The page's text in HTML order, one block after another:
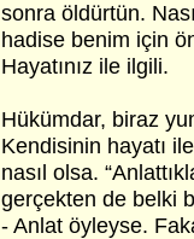
sonra öldürtün.
hadise benim için
Hayatınız ile ilgili.
Hükümdar, biraz
Kendisinin hayatı
nasıl olsa.
gerçekten de belki
- Anlat öyleyse.